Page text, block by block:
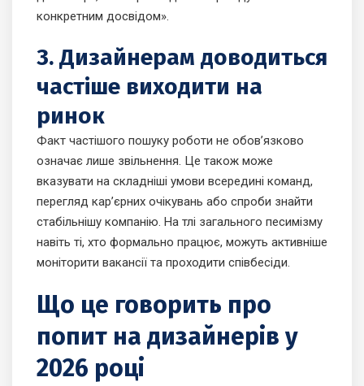
конкретним досвідом».
3. Дизайнерам доводиться
частіше виходити на
ринок
Факт частішого пошуку роботи не обов’язково
означає лише звільнення. Це також може
вказувати на складніші умови всередині команд,
перегляд кар’єрних очікувань або спроби знайти
стабільнішу компанію. На тлі загального песимізму
навіть ті, хто формально працює, можуть активніше
моніторити вакансії та проходити співбесіди.
Що це говорить про
попит на дизайнерів у
2026 році